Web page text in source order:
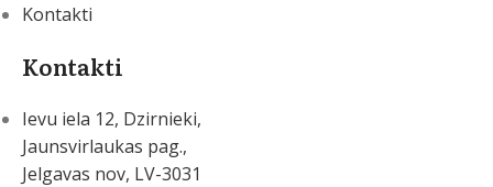
Kontakti
Kontakti
Ievu iela 12, Dzirnieki,
Jaunsvirlaukas pag.,
Jelgavas nov, LV-3031